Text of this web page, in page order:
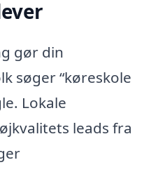
gør din
søger “køreskole
Lokale
leads fra